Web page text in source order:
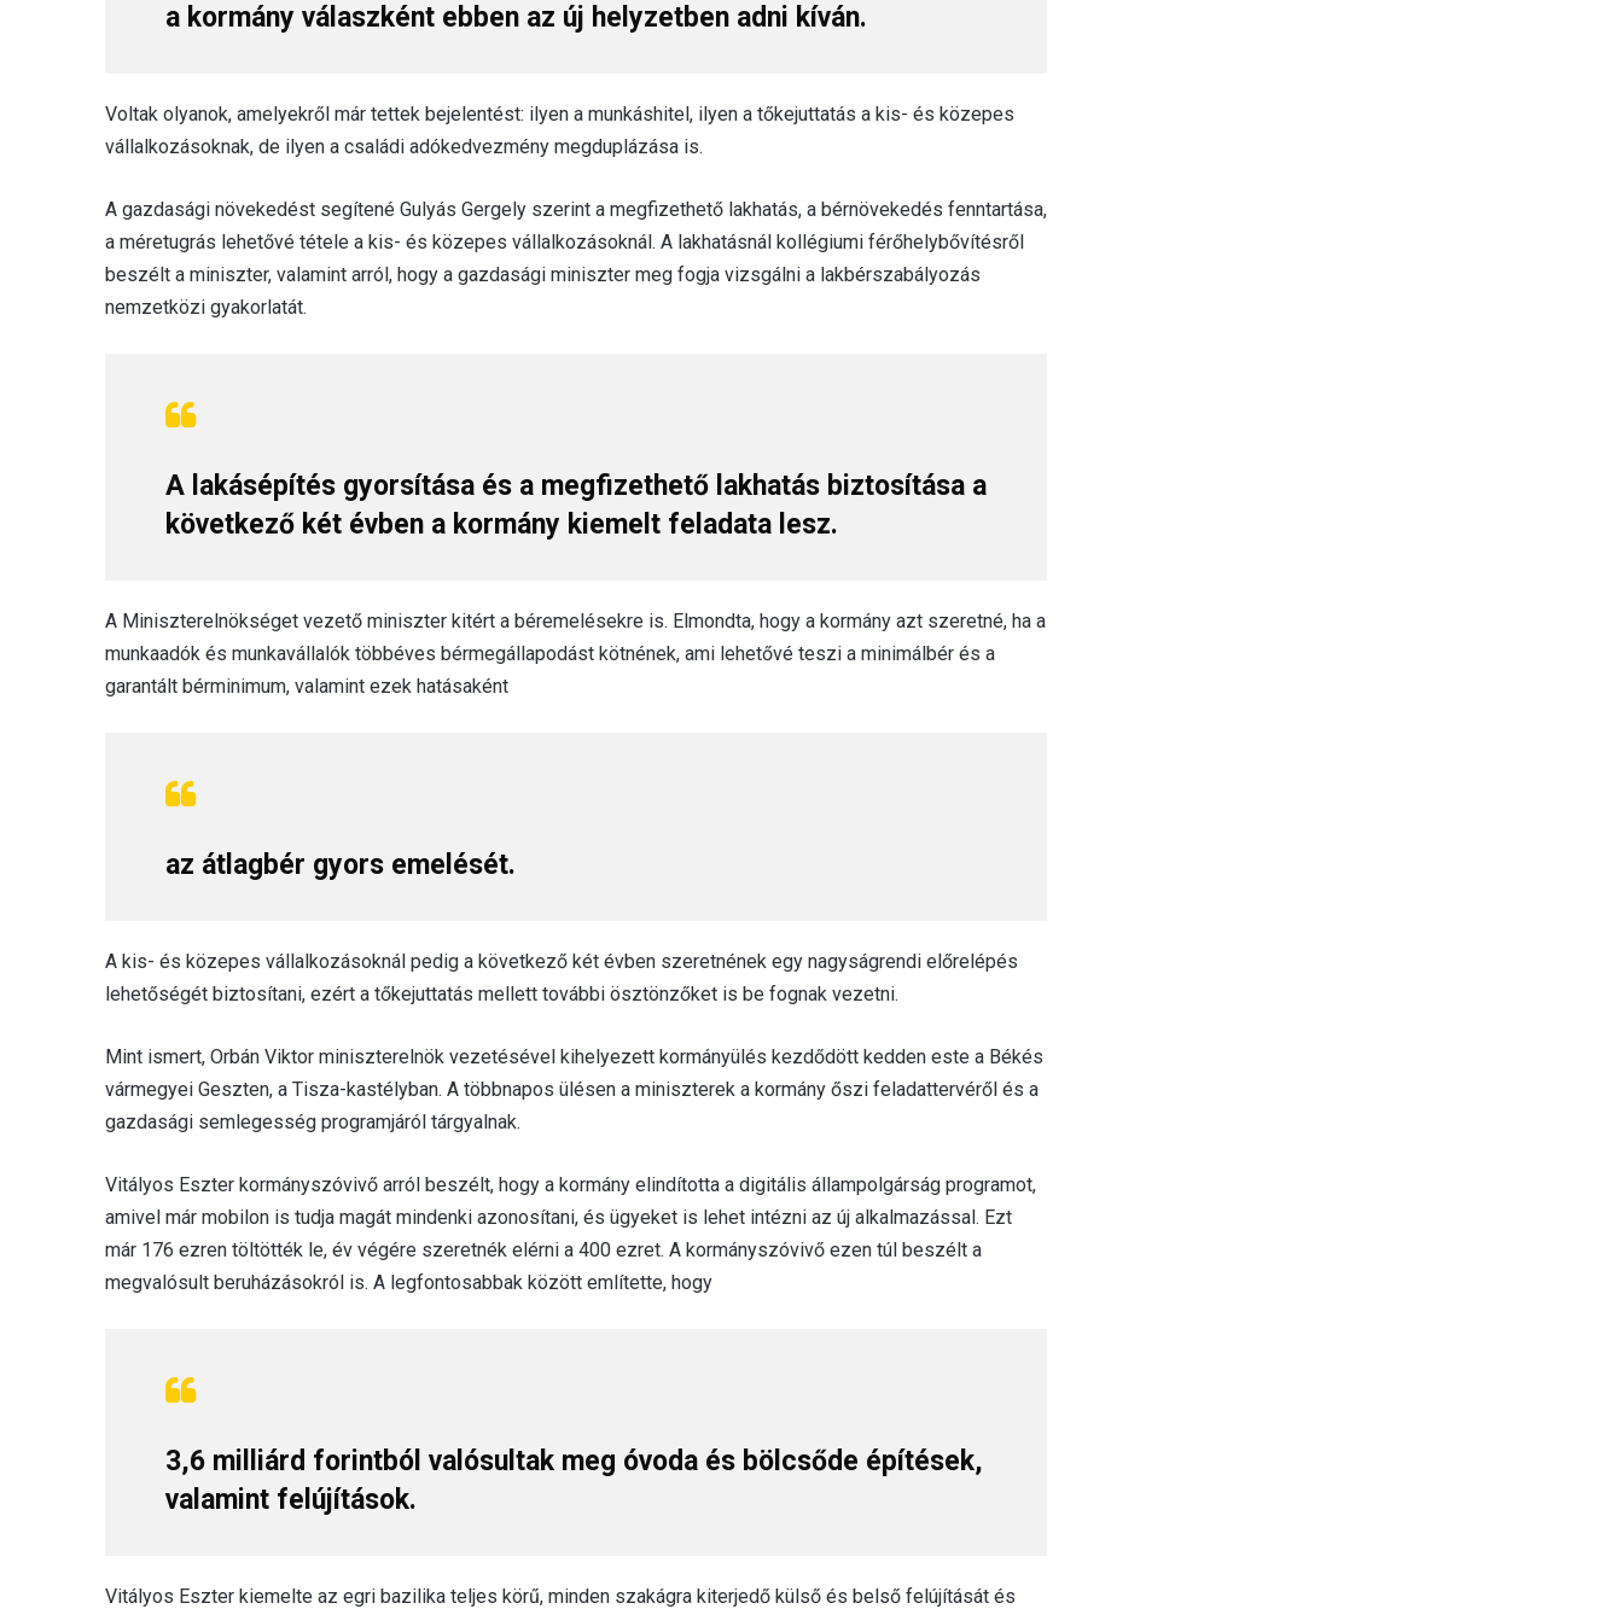
a kormány válaszként ebben az új helyzetben adni kíván.
Voltak olyanok, amelyekről már tettek bejelentést: ilyen a munkáshitel, ilyen a tőkejuttatás a kis- és közepes
vállalkozásoknak, de ilyen a családi adókedvezmény megduplázása is.
A gazdasági növekedést segítené Gulyás Gergely szerint a megfizethető lakhatás, a bérnövekedés fenntartása,
a méretugrás lehetővé tétele a kis- és közepes vállalkozásoknál. A lakhatásnál kollégiumi férőhelybővítésről
beszélt a miniszter, valamint arról, hogy a gazdasági miniszter meg fogja vizsgálni a lakbérszabályozás
nemzetközi gyakorlatát.
A lakásépítés gyorsítása és a megfizethető lakhatás biztosítása a
következő két évben a kormány kiemelt feladata lesz.
A Miniszterelnökséget vezető miniszter kitért a béremelésekre is. Elmondta, hogy a kormány azt szeretné, ha a
munkaadók és munkavállalók többéves bérmegállapodást kötnének, ami lehetővé teszi a minimálbér és a
garantált bérminimum, valamint ezek hatásaként
az átlagbér gyors emelését.
A kis- és közepes vállalkozásoknál pedig a következő két évben szeretnének egy nagyságrendi előrelépés
lehetőségét biztosítani, ezért a tőkejuttatás mellett további ösztönzőket is be fognak vezetni.
Mint ismert, Orbán Viktor miniszterelnök vezetésével kihelyezett kormányülés kezdődött kedden este a Békés
vármegyei Geszten, a Tisza-kastélyban. A többnapos ülésen a miniszterek a kormány őszi feladattervéről és a
gazdasági semlegesség programjáról tárgyalnak.
Vitályos Eszter kormányszóvivő arról beszélt, hogy a kormány elindította a digitális állampolgárság programot,
amivel már mobilon is tudja magát mindenki azonosítani, és ügyeket is lehet intézni az új alkalmazással. Ezt
már 176 ezren töltötték le, év végére szeretnék elérni a 400 ezret. A kormányszóvivő ezen túl beszélt a
megvalósult beruházásokról is. A legfontosabbak között említette, hogy
3,6 milliárd forintból valósultak meg óvoda és bölcsőde építések,
valamint felújítások.
Vitályos Eszter kiemelte az egri bazilika teljes körű, minden szakágra kiterjedő külső és belső felújítását és